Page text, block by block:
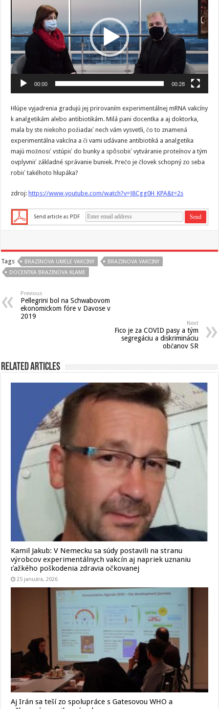
00:00 00:28
Hlúpe vyjadrenia gradujú jej prirovaním experimentálnej mRNA vakcíny
k analgetikám alebo antibiotikám. Milá pani docentka a aj doktorka,
mala by ste niekoho požiadať nech vám vysvetli, čo to znamená
experimentálna vakcína a či vami udávane antibiotiká a analgetika
majú možnosť vstúpiť do bunky a spôsobiť vytváranie proteínov a tým
ovplyvniť základné správanie buniek. Prečo je človek schopný zo seba
robiť takéhoto hlupáka?
zdroj: https://www.youtube.com/watch?v=J8Cgg0H_KPA&t=2s
Send article as PDF
Tags BRAZINOVA UMELE VAKCINY
BRAZINOVA VAKCINY
DOCENTKA BRAZINOVA KLAME
Previous
Pellegrini bol na Schwabovom
ekonomickom fóre v Davose v
2019
Next
Fico je za COVID pasy a tým
segregáciu a diskrimináciu
občanov SR
Related Articles
Kamil Jakub: V Nemecku sa súdy postavili na stranu
výrobcov experimentálnych vakcín aj napriek uznaniu
ťažkého poškodenia zdravia očkovanej
25 januára, 2026
Aj Irán sa teší zo spolupráce s Gatesovou WHO a